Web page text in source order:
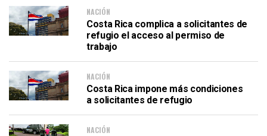
NACIÓN
Costa Rica complica a solicitantes de
refugio el acceso al permiso de
trabajo
NACIÓN
Costa Rica impone más condiciones
a solicitantes de refugio
NACIÓN